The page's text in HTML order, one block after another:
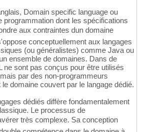
Domain specific language ou
programmation dont les spécifications
aux contraintes dun domaine
conceptuellement aux langages
(ou généralistes) comme Java ou
ensemble de domaines. Dans de
ne sont pas conçus pour être utilisés
par des non-programmeurs
domaine couvert par le langage dédié.
dédiés diffère fondamentalement
Le processus de
très complexe. Sa conception